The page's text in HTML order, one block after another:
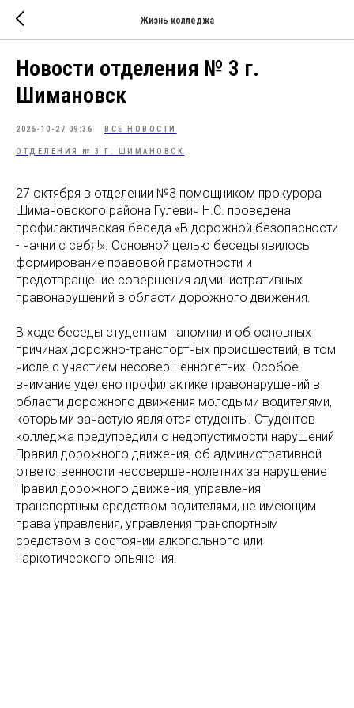
Жизнь колледжа
Новости отделения № 3 г.
Шимановск
2025-10-27 09:36 ВСЕ НОВОСТИ
ОТДЕЛЕНИЯ № 3 Г. ШИМАНОВСК
27 октября в отделении №3 помощником прокурора
Шимановского района Гулевич Н.С. проведена
профилактическая беседа «В дорожной безопасности
- начни с себя!». Основной целью беседы явилось
формирование правовой грамотности и
предотвращение совершения административных
правонарушений в области дорожного движения.
В ходе беседы студентам напомнили об основных
причинах дорожно-транспортных происшествий, в том
числе с участием несовершеннолетних. Особое
внимание уделено профилактике правонарушений в
области дорожного движения молодыми водителями,
которыми зачастую являются студенты. Студентов
колледжа предупредили о недопустимости нарушений
Правил дорожного движения, об административной
ответственности несовершеннолетних за нарушение
Правил дорожного движения, управления
транспортным средством водителями, не имеющим
права управления, управления транспортным
средством в состоянии алкогольного или
наркотического опьянения.